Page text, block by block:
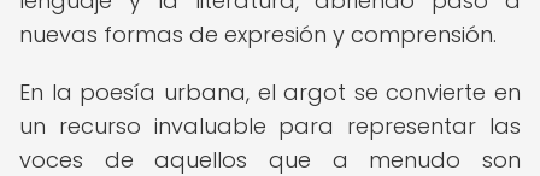
nuevas formas de expresión y comprensión.
En la poesía urbana, el argot se convierte en
un recurso invaluable para representar las
voces de aquellos que a menudo son